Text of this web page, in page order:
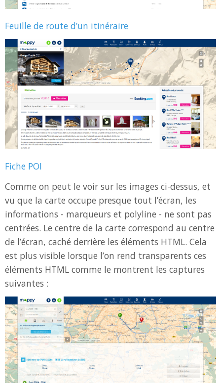
Feuille de route d’un itinéraire
Fiche POI
Comme on peut le voir sur les images ci-dessus, et
vu que la carte occupe presque tout l’écran, les
informations - marqueurs et polyline - ne sont pas
centrées. Le centre de la carte correspond au centre
de l’écran, caché derrière les éléments HTML. Cela
est plus visible lorsque l’on rend transparents ces
éléments HTML comme le montrent les captures
suivantes :